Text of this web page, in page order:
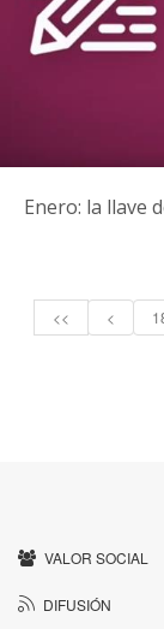
Enero: la llave
<< <
VALOR SOCIAL
DIFUSIÓN